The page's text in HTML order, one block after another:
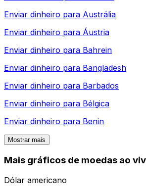
Enviar dinheiro para Austrália
Enviar dinheiro para Áustria
Enviar dinheiro para Bahrein
Enviar dinheiro para Bangladesh
Enviar dinheiro para Barbados
Enviar dinheiro para Bélgica
Enviar dinheiro para Benin
Mostrar mais
Mais gráficos de moedas ao
Dólar americano